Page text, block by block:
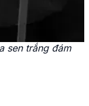
sen trắng đám